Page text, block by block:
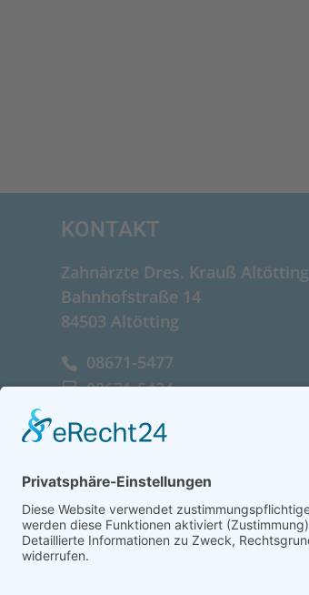
KONTAKT
Zahnärzte Dres. Krauß Altötting
Bahnhofstraße 14
84503 Altötting
08671-5477
08671-5434
altoetting.de